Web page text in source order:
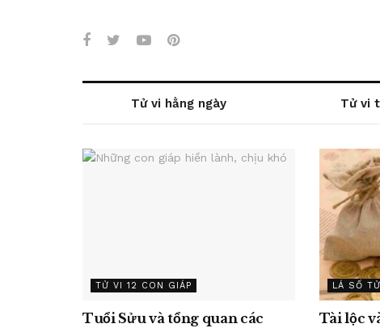
Tử vi hằng ngày Tử vi
TỬ VI 12 CON GIÁP
Tuổi Sửu và tổng quan các
LÁ SỐ
Tài lộc